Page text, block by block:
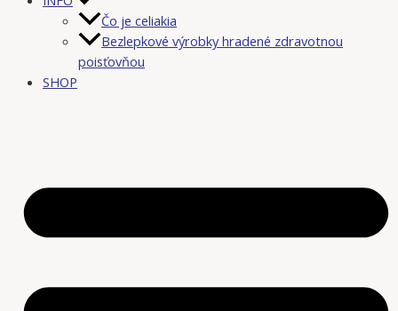
Čo je celiakia
Bezlepkové výrobky hradené zdravotnou
poisťovňou
SHOP